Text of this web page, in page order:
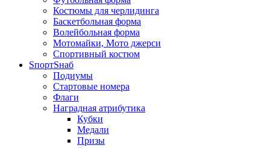
Костюмы для черлидинга
Баскетбольная форма
Волейбольная форма
Мотомайки, Мото джерси
Спортивный костюм
SпортSнаб
Подиумы
Стартовые номера
Флаги
Наградная атрибутика
Кубки
Медали
Призы